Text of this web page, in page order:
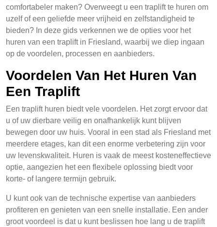
comfortabeler maken? Overweegt u een traplift te huren om
uzelf of een geliefde meer vrijheid en zelfstandigheid te
bieden? In deze gids verkennen we de opties voor het
huren van een traplift in Friesland, waarbij we diep ingaan
op de voordelen, processen en aanbieders.
Voordelen Van Het Huren Van
Een Traplift
Een traplift huren biedt vele voordelen. Het zorgt ervoor dat
u of uw dierbare veilig en onafhankelijk kunt blijven
bewegen door uw huis. Vooral in een stad als Friesland met
meerdere etages, kan dit een enorme verbetering zijn voor
uw levenskwaliteit. Huren is vaak de meest kosteneffectieve
optie, aangezien het een flexibele oplossing biedt voor
korte- of langere termijn gebruik.
U kunt ook van de technische expertise van aanbieders
profiteren en genieten van een snelle installatie. Een ander
groot voordeel is dat u kunt beslissen hoe lang u de traplift